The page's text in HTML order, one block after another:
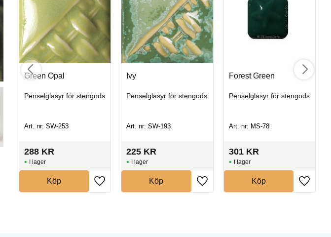
Green Opal
Penselglasyr för stengods
Art. nr: SW-253
288 KR
I lager
Köp
Ivy
Penselglasyr för stengods
Art. nr: SW-193
225 KR
I lager
Köp
Forest Green
Penselglasyr för stengods
Art. nr: MS-78
301 KR
I lager
Köp